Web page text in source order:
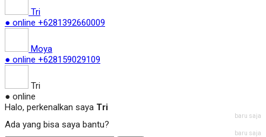
Tri
● online +6281392660009
Moya
● online +628159029109
Tri
● online
Halo, perkenalkan saya Tri
baru saja
Ada yang bisa saya bantu?
baru saja